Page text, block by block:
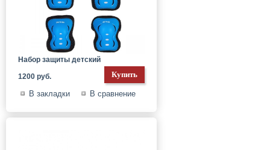
Набор защиты детский
1200 руб.
В закладки В сравнение